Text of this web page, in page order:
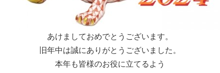
あけましておめでとうございます。
旧年中は誠にありがとうございました。
本年も皆様のお役に立てるよう